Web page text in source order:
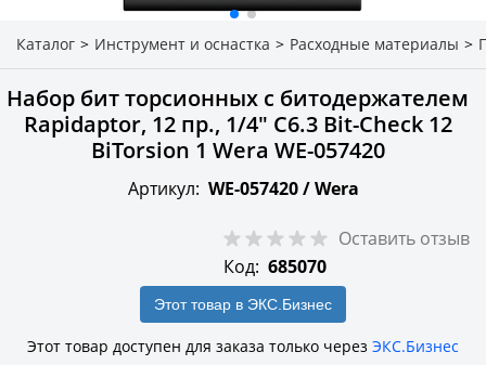
Каталог > Инструмент и оснастка > Расходные материалы >
Набор бит торсионных с битодержателем
Rapidaptor, 12 пр., 1/4" C6.3 Bit-Check 12
BiTorsion 1 Wera WE-057420
Артикул: WE-057420 /Wera
Оставить отзыв
Код: 685070
Этот товар в ЭКС.Бизнес
Этот товар доступен для заказа только через ЭКС.Бизнес